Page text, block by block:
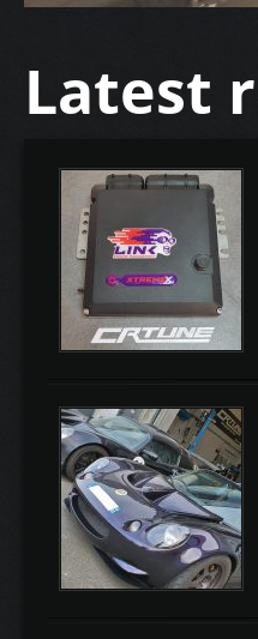
Latest